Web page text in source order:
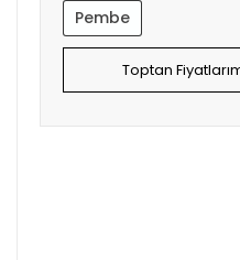
Pembe
Toptan